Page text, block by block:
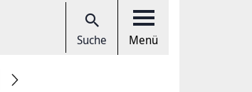
Suche Menü